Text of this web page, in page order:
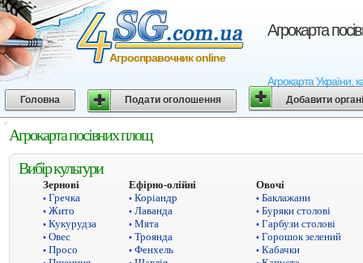
Агрокарта
Агрокарта України,
Агросправочник online
Головна Подати оголошення Добавити
Агрокарта посівних площ
Вибір культури
Зернові
• Гречка
• Жито
• Кукурудза
• Овес
• Просо
Ефірно-олійні
• Коріандр
• Лаванда
• Мята
• Троянда
• Фенхель
Овочі
• Баклажани
• Буряки столові
• Гарбузи столові
• Горошок зелений
• Кабачки